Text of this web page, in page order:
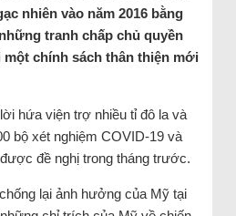
nhiên vào năm 2016 bằng
tranh chấp chủ quyền
chính sách thân thiện mới
hứa viện trợ nhiều tỉ đô la và
bộ xét nghiệm COVID-19 và
đề nghị trong tháng trước.
lại ảnh hưởng của Mỹ tại